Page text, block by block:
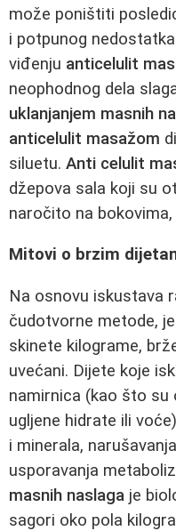
može poništiti
i potpunog
viđenju anticelulit
neophodnog dela
uklanjanjem masnih
anticelulit masažom
siluetu. Anti celulit
džepova sala koji su
naročito na
Mitovi o brzim
Na osnovu iskustava
čudotvorne metode,
skinete kilograme,
uvećani. Dijete koje
namirnica (kao što su
ugljene hidrate ili
i minerala,
usporavanja
masnih naslaga je
sagori oko pola